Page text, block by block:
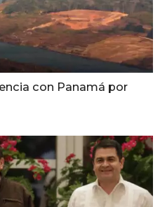
con Panamá por